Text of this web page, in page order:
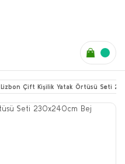
Lizbon Çift Kişilik Yatak Örtüsü Seti